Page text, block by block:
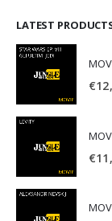
LATEST
€
€